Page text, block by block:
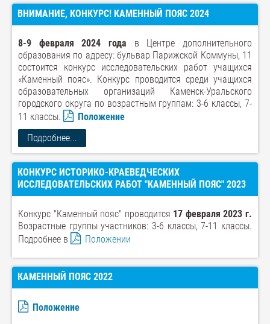
ВНИМАНИЕ, КОНКУРС! КАМЕННЫЙ ПОЯС 2024
8-9 февраля 2024 года в Центре дополнительного
образования по адресу: бульвар Парижской Коммуны, 11
состоится конкурс исследовательских работ учащихся
«Каменный пояс». Конкурс проводится среди учащихся
образовательных организаций Каменск-Уральского
городского округа по возрастным группам: 3-6 классы, 7-
11 классы.
Положение
Подробнее...
КОНКУРС ИСТОРИКО-КРАЕВЕДЧЕСКИХ
ИССЛЕДОВАТЕЛЬСКИХ РАБОТ "КАМЕННЫЙ ПОЯС" 2023
Конкурс "Каменный пояс" проводится 17 февраля 2023 г.
Возрастные группы участников: 3-6 классы, 7-11 классы.
Подробнее в
Положении
КАМЕННЫЙ ПОЯС 2022
Положение